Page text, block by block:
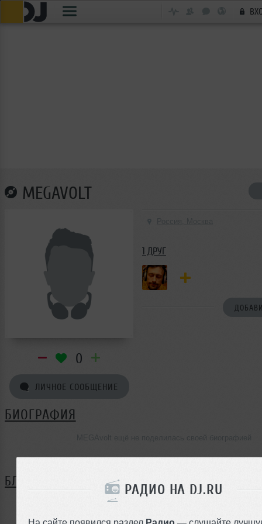
РАДИО НА DJ.RU
На сайте появился раздел Радио — слушайте
MEGAVOLT
0
ЛИЧНОЕ СООБЩЕНИЕ
1 ДРУГ
БИОГРАФИЯ
БЛОГ